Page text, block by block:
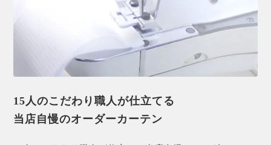
15人のこだわり職人が仕立てる
当店自慢のオーダーカーテン